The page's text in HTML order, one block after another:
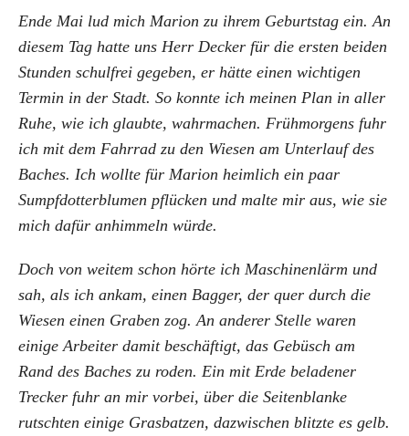
Ende Mai lud mich Marion zu ihrem Geburtstag ein. An
diesem Tag hatte uns Herr Decker für die ersten beiden
Stunden schulfrei gegeben, er hätte einen wichtigen
Termin in der Stadt. So konnte ich meinen Plan in aller
Ruhe, wie ich glaubte, wahrmachen. Frühmorgens fuhr
ich mit dem Fahrrad zu den Wiesen am Unterlauf des
Baches. Ich wollte für Marion heimlich ein paar
Sumpfdotterblumen pflücken und malte mir aus, wie sie
mich dafür anhimmeln würde.
Doch von weitem schon hörte ich Maschinenlärm und
sah, als ich ankam, einen Bagger, der quer durch die
Wiesen einen Graben zog. An anderer Stelle waren
einige Arbeiter damit beschäftigt, das Gebüsch am
Rand des Baches zu roden. Ein mit Erde beladener
Trecker fuhr an mir vorbei, über die Seitenblanke
rutschten einige Grasbatzen, dazwischen blitzte es gelb.